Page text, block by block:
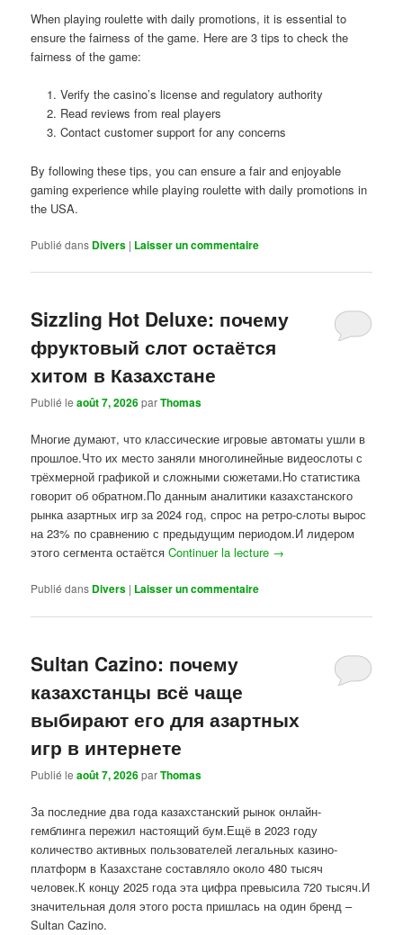
When playing roulette with daily promotions, it is essential to
ensure the fairness of the game. Here are 3 tips to check the
fairness of the game:
Verify the casino’s license and regulatory authority
Read reviews from real players
Contact customer support for any concerns
By following these tips, you can ensure a fair and enjoyable
gaming experience while playing roulette with daily promotions in
the USA.
Publié dans Divers | Laisser un commentaire
Sizzling Hot Deluxe: почему
фруктовый слот остаётся
хитом в Казахстане
Publié leaoût 7, 2026parThomas
Многие думают, что классические игровые автоматы ушли в
прошлое.Что их место заняли многолинейные видеослоты с
трёхмерной графикой и сложными сюжетами.Но статистика
говорит об обратном.По данным аналитики казахстанского
рынка азартных игр за 2024 год, спрос на ретро-слоты вырос
на 23% по сравнению с предыдущим периодом.И лидером
этого сегмента остаётсяContinuer la lecture →
Publié dans Divers | Laisser un commentaire
Sultan Cazino: почему
казахстанцы всё чаще
выбирают его для азартных
игр в интернете
Publié leaoût 7, 2026parThomas
За последние два года казахстанский рынок онлайн-
гемблинга пережил настоящий бум.Ещё в 2023 году
количество активных пользователей легальных казино-
платформ в Казахстане составляло около 480 тысяч
человек.К концу 2025 года эта цифра превысила 720 тысяч.И
значительная доля этого роста пришлась на один бренд –
Sultan Cazino.